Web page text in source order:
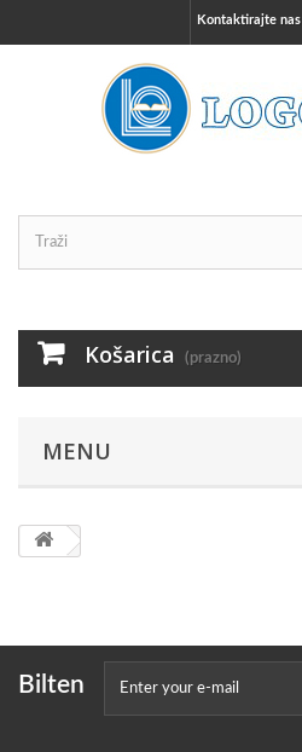
Kontaktirajte nas
Košarica (prazno)
MENU
Bilten